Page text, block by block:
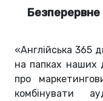
Безперервне
«Англійська 365
на папках наших
про
комбінувати